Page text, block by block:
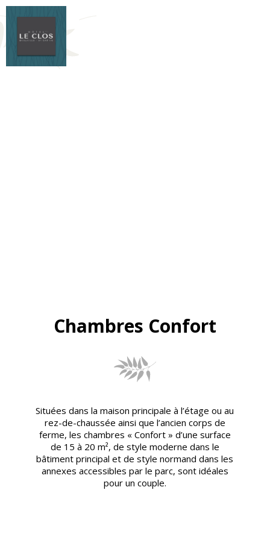
Chambres Confort
Situées dans la maison principale à l’étage ou au
rez-de-chaussée ainsi que l’ancien corps de
ferme, les chambres « Confort » d’une surface
de 15 à 20 m², de style moderne dans le
bâtiment principal et de style normand dans les
annexes accessibles par le parc, sont idéales
pour un couple.